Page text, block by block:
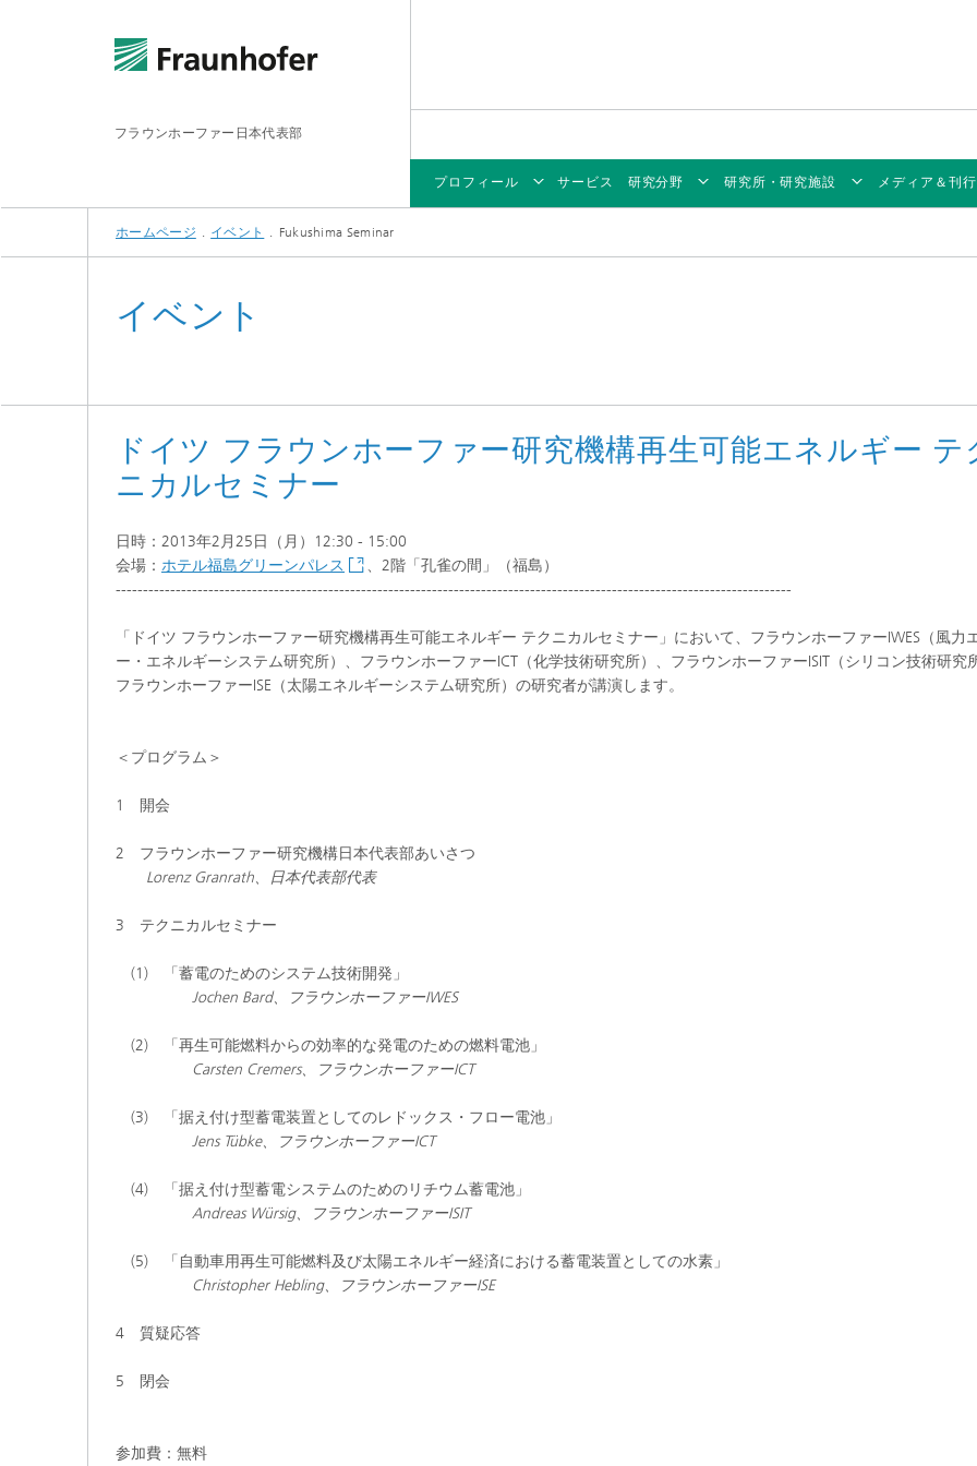
フラウンホーファー日本代表部
プロフィール
プロフィール
サービス 研究分野
研究分野
研究所・研究施設
研究所・研究施設
メディア＆刊
メディア＆刊行物
イベント
ホームページ イベント Fukushima Seminar
イベント
ドイツ フラウンホーファー研究機構再生可能エネルギー テ
ニカルセミナー
日時：2013年2月25日（月）12:30 - 15:00
会場： ホテル福島グリーンパレス
、2階「孔雀の間」（福島）
----------------------------------------------------------------------------------------------------------------------------
「ドイツ フラウンホーファー研究機構再生可能エネルギー テクニカルセミナー」において、フラウンホーファーIWES（風力
ー・エネルギーシステム研究所）、フラウンホーファーICT（化学技術研究所）、フラウンホーファーISIT（シリコン技術研究
フラウンホーファーISE（太陽エネルギーシステム研究所）の研究者が講演します。
＜プログラム＞
1 開会
2 フラウンホーファー研究機構日本代表部あいさつ
Lorenz Granrath、日本代表部代表
3 テクニカルセミナー
(1) 「蓄電のためのシステム技術開発」
Jochen Bard、フラウンホーファーIWES
(2) 「再生可能燃料からの効率的な発電のための燃料電池」
Carsten Cremers、フラウンホーファーICT
(3) 「据え付け型蓄電装置としてのレドックス・フロー電池」
Jens Tübke、フラウンホーファーICT
(4) 「据え付け型蓄電システムのためのリチウム蓄電池」
Andreas Würsig、フラウンホーファーISIT
(5) 「自動車用再生可能燃料及び太陽エネルギー経済における蓄電装置としての水素」
Christopher Hebling、フラウンホーファーISE
4 質疑応答
5 閉会
参加費：無料